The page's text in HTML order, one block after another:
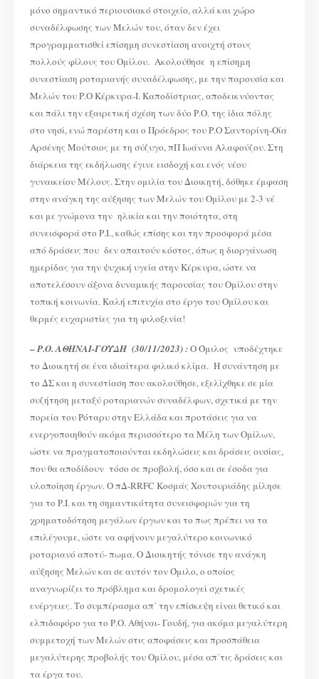
μόνο σημαντικό περιουσιακό στοιχείο, αλλά και χώρο
συναδέλφωσης των Μελών του, όταν δεν έχει
προγραμματισθεί επίσημη συνεστίαση ανοιχτή στους
πολλούς φίλους του Ομίλου. Ακολούθησε η επίσημη
συνεστίαση ροταριανής συναδέλφωσης, με την παρουσία και
Μελών του Ρ.Ο Κέρκυρα-Ι. Καποδίστριας, αποδεικνύοντας
και πάλι την εξαιρετική σχέση των δύο Ρ.Ο. της ίδια πόλης
στο νησί, ενώ παρέστη και ο Πρόεδρος του Ρ.Ο Σαντορίνη-Οία
Αρσένης Μούτσιος με τη σύζυγο, πΠ Ιωάννα Αλαφούζου. Στη
διάρκεια της εκδήλωσης έγινε εισδοχή και ενός νέου
γυναικείου Μέλους. Στην ομιλία του Διοικητή, δόθηκε έμφαση
στην ανάγκη της αύξησης των Μελών του Ομίλου με 2-3 νέ
και με γνώμονα την ηλικία και την ποιότητα, στη
συνεισφορά στο Ρ.Ι., καθώς επίσης και την προσφορά μέσα
από δράσεις που δεν απαιτούν κόστος, όπως η διοργάνωση
ημερίδας για την ψυχική υγεία στην Κέρκυρα, ώστε να
αποτελέσουν άξονα δυναμικής παρουσίας του Ομίλου στην
τοπική κοινωνία. Καλή επιτυχία στο έργο του Ομίλου και
θερμές ευχαριστίες για τη φιλοξενία!
–Ρ.Ο. ΑΘΗΝΑΙ-ΓΟΥΔΗ (30/11/2023) :Ο Όμιλος υποδέχτηκε
το Διοικητή σε ένα ιδιαίτερα φιλικό κλίμα. Η συνάντηση με
το ΔΣ και η συνεστίαση που ακολούθησε, εξελίχθηκε σε μία
συζήτηση μεταξύ ροταριανών συναδέλφων, σχετικά με την
πορεία του Ρόταρυ στην Ελλάδα και προτάσεις για να
ενεργοποιηθούν ακόμα περισσότερο τα Μέλη των Ομίλων,
ώστε να πραγματοποιούνται εκδηλώσεις και δράσεις ουσίας,
που θα αποδίδουν τόσο σε προβολή, όσο και σε έσοδα για
υλοποίηση έργων. Ο πΔ-RRFC Κοσμάς Χουτουριάδης μίλησε
για το Ρ.Ι. και τη σημαντικότητα συνεισφορών για τη
χρηματοδότηση μεγάλων έργων και το πως πρέπει να τα
επιλέγουμε, ώστε να αφήνουν μεγαλύτερο κοινωνικό
ροταριανό αποτύ- πωμα. Ο Διοικητής τόνισε την ανάγκη
αύξησης Μελών και σε αυτόν τον Όμιλο, ο οποίος
αναγνωρίζει το πρόβλημα και δρομολογεί σχετικές
ενέργειες. Το συμπέρασμα απ΄ την επίσκεψη είναι θετικό και
ελπιδοφόρο για το Ρ.Ο. Αθήναι- Γουδή, για ακόμα μεγαλύτερη
συμμετοχή των Μελών στις αποφάσεις και προσπάθεια
μεγαλύτερης προβολής του Ομίλου, μέσα απ΄τις δράσεις και
τα έργα του.